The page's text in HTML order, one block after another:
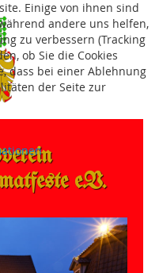
e.V.
Einige von ihnen sind
andere uns helfen,
zu verbessern (Tracking
ob Sie die Cookies
dass bei einer Ablehnung
der Seite zur